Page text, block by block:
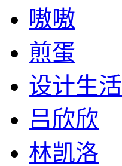
嗷嗷
煎蛋
设计生活
吕欣欣
林凯洛